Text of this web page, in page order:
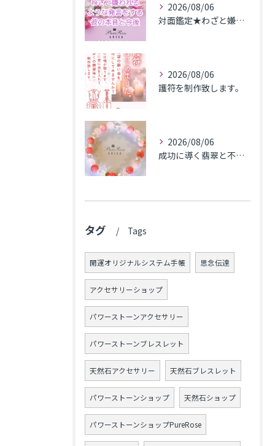
2026/08/06
対面鑑定★わざと嫌われるような発言をする彼の本音と今後★埼玉県M.K様
2026/08/06
護符を制作致します。
2026/08/06
成功に導く翡翠と不安解消のカルセドニー､魅力アップのローズクォーツのブレス★東京都N.K様
タグ Tags
開運オリジナルシステム手帳 思念伝達
アクセサリーショップ
パワーストーンアクセサリー
パワーストーンブレスレット
天然石アクセサリー 天然石ブレスレット
パワーストーンショップ 天然石ショップ
パワーストーンショップPureRose